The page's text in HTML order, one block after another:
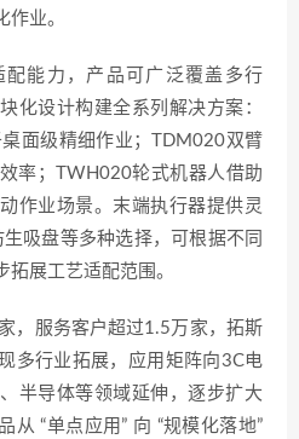
作业。
能力，产品可广泛覆盖多行
化设计构建全系列解决方案：
面级精细作业；TDM020双臂
率；TWH020轮式机器人借助
作业场景。末端执行器提供灵
吸盘等多种选择，可根据不同
展工艺适配范围。
，服务客户超过1.5万家，拓斯
多行业拓展，应用矩阵向3C电
半导体等领域延伸，逐步扩大
从 “单点应用” 向 “规模化落地”